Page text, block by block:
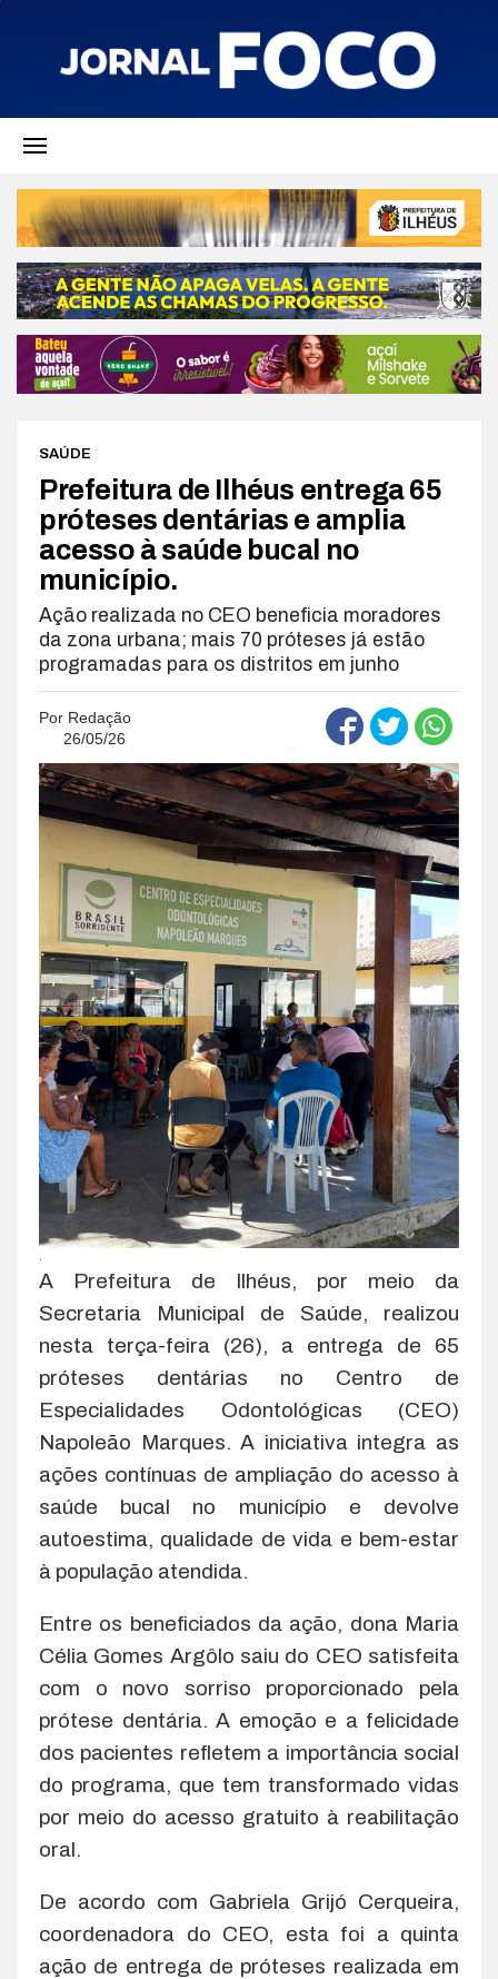
SAÚDE
Prefeitura de Ilhéus entrega 65
próteses dentárias e amplia
acesso à saúde bucal no
município.
Ação realizada no CEO beneficia moradores
da zona urbana; mais 70 próteses já estão
programadas para os distritos em junho
Por Redação
26/05/26
A Prefeitura de Ilhéus, por meio da
Secretaria Municipal de Saúde, realizou
nesta terça-feira (26), a entrega de 65
próteses dentárias no Centro de
Especialidades Odontológicas (CEO)
Napoleão Marques. A iniciativa integra as
ações contínuas de ampliação do acesso à
saúde bucal no município e devolve
autoestima, qualidade de vida e bem-estar
à população atendida.
Entre os beneficiados da ação, dona Maria
Célia Gomes Argôlo saiu do CEO satisfeita
com o novo sorriso proporcionado pela
prótese dentária. A emoção e a felicidade
dos pacientes refletem a importância social
do programa, que tem transformado vidas
por meio do acesso gratuito à reabilitação
oral.
De acordo com Gabriela Grijó Cerqueira,
coordenadora do CEO, esta foi a quinta
ação de entrega de próteses realizada em